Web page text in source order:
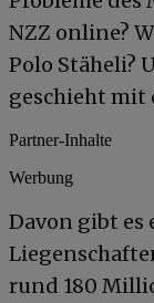
NZZ online?
Polo Stäheli?
geschieht mit
Partner-Inhalte
Werbung
Davon gibt es
rund 180